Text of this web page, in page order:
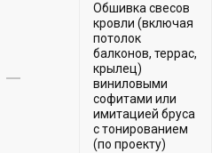
Обшивка свесов
кровли (включая
потолок
балконов, террас,
крылец)
виниловыми
софитами или
имитацией бруса
с тонированием
(по проекту)